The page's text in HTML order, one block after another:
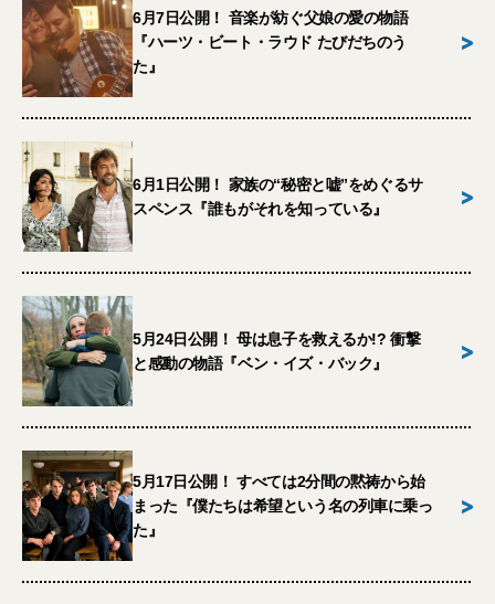
6月7日公開！ 音楽が紡ぐ父娘の愛の物語
『ハーツ・ビート・ラウド たびだちのう
た』
>
6月1日公開！ 家族の“秘密と嘘”をめぐるサ
スペンス『誰もがそれを知っている』
>
5月24日公開！ 母は息子を救えるか!? 衝撃
と感動の物語『ベン・イズ・バック』
>
5月17日公開！ すべては2分間の黙祷から始
まった『僕たちは希望という名の列車に乗っ
た』
>